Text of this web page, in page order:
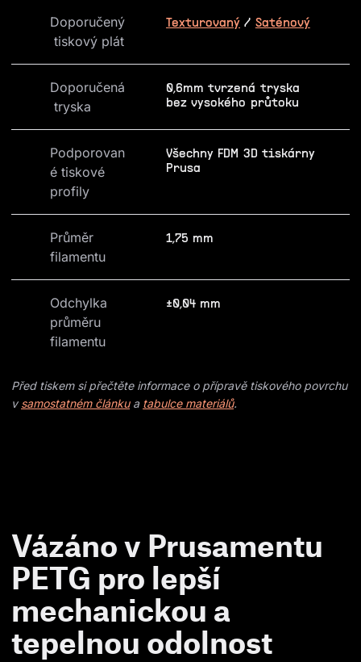
Doporučený
tiskový plát
Texturovaný / Saténový
Doporučená
tryska
0,6mm tvrzená tryska
bez vysokého průtoku
Podporovan
é tiskové
profily
Všechny FDM 3D tiskárny
Prusa
Průměr
filamentu
1,75 mm
Odchylka
průměru
filamentu
±0,04 mm
Před tiskem si přečtěte informace o přípravě tiskového povrchu
vsamostatném článkua tabulce materiálů.
Vázáno v Prusamentu
PETG pro lepší
mechanickou a
tepelnou odolnost